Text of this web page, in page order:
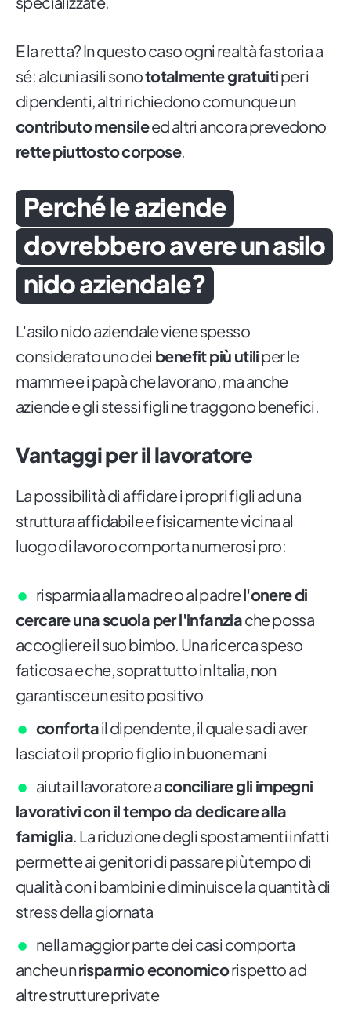
E la retta? In questo caso ogni realtà fa storia a
sé: alcuni asili sonototalmente gratuitiper i
dipendenti, altri richiedono comunque un
contributo mensileed altri ancora prevedono
rette piuttosto corpose.
Perché le aziende
dovrebbero avere un asilo
nido aziendale?
L'asilo nido aziendale viene spesso
considerato uno dei benefit più utiliper le
mamme e i papà che lavorano, ma anche
aziende e gli stessi figli ne traggono benefici.
Vantaggi per il lavoratore
La possibilità di affidare i propri figli ad una
struttura affidabile e fisicamente vicina al
luogo di lavoro comporta numerosi pro:
risparmia alla madre o al padrel'onere di
cercare una scuola per l'infanziache possa
accogliere il suo bimbo. Una ricerca speso
faticosa e che, soprattutto in Italia, non
garantisce un esito positivo
confortail dipendente, il quale sa di aver
lasciato il proprio figlio in buone mani
aiuta il lavoratore aconciliare gli impegni
lavorativi con il tempo da dedicare alla
famiglia. La riduzione degli spostamenti infatti
permette ai genitori di passare più tempo di
qualità con i bambini e diminuisce la quantità di
stress della giornata
nella maggior parte dei casi comporta
anche unrisparmio economicorispetto ad
altre strutture private